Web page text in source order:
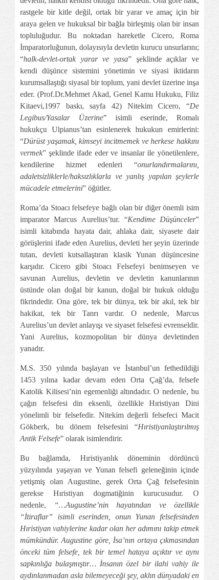
rastgele bir kitle değil, ortak bir yarar ve amaç için bir
araya gelen ve hukuksal bir bağla birleşmiş olan bir insan
topluluğudur. Bu noktadan hareketle Cicero, Roma
İmparatorluğunun, dolayısıyla devletin kurucu unsurlarını;
“halk-devlet-ortak yarar ve yasa” şeklinde açıklar ve
kendi düşünce sistemini yönetimin ve siyasi iktidarın
kurumsallaştığı siyasal bir toplum, yani devlet üzerine inşa
eder. (Prof.Dr.MehmetAkad, Genel Kamu Hukuku, Filiz
Kitaevi,1997 baskı, sayfa 42) Nitekim Cicero, “De
Legibus/Yasalar Üzerine” isimli eserinde, Romalı
hukukçu Ulpianus’tan esinlenerek hukukun emirlerini:
“Dürüst yaşamak, kimseyi incitmemek ve herkese hakkını
vermek” şeklinde ifade eder ve insanlar ile yönetilenlere,
kendilerine hizmet edenleri “onurlandırmalarını,
adaletsizliklerle/haksızlıklarla ve yanlış yapılan şeylerle
mücadele etmelerini” öğütler.
Roma’da Stoacı felsefeye bağlı olan bir diğer önemli isim
imparator Marcus Aurelius’tur. “Kendime Düşünceler”
isimli kitabında hayata dair, ahlaka dair, siyasete dair
görüşlerini ifade eden Aurelius, devleti her şeyin üzerinde
tutan, devleti kutsallaştıran klasik Yunan düşüncesine
karşıdır. Cicero gibi Stoacı Felsefeyi benimseyen ve
savunan Aurelius, devletin ve devletin kanunlarının
üstünde olan doğal bir kanun, doğal bir hukuk olduğu
fikrindedir. Ona göre, tek bir dünya, tek bir akıl, tek bir
hakikat, tek bir Tanrı vardır. O nedenle, Marcus
Aurelius’un devlet anlayışı ve siyaset felsefesi evrenseldir.
Yani Aurelius, kozmopolitan bir dünya devletinden
yanadır.
M.S. 350 yılında başlayan ve İstanbul’un fethedildiği
1453 yılına kadar devam eden Orta Çağ’da, felsefe
Katolik Kilisesi’nin egemenliği altındadır. O nedenle, bu
çağın felsefesi din eksenli, özellikle Hıristiyan Dini
yönelimli bir felsefedir. Nitekim değerli felsefeci Macit
Gökberk, bu dönem felsefesini “Hıristiyanlaştırılmış
Antik Felsefe” olarak isimlendirir.
Bu bağlamda, Hıristiyanlık döneminin dördüncü
yüzyılında yaşayan ve Yunan felsefi geleneğinin içinde
yetişmiş olan Augustine, gerek Orta Çağ felsefesinin
gerekse Hıristiyan dogmatiğinin kurucusudur. O
nedenle, “…Augustine’nin hayatından ve özellikle
“İtiraflar” isimli eserinden, onun Yunan felsefesinden
Hıristiyan vahiylerine kadar olan her adımını takip etmek
mümkündür. Augustine göre, İsa’nın ortaya çıkmasından
önceki tüm felsefe, tek bir temel hataya açıktır ve aynı
sapkınlığa bulaşmıştır… İnsanın özel bir ilahi vahiy ile
aydınlanmadan asla bilemeyeceği şey, aklın dünyadaki en